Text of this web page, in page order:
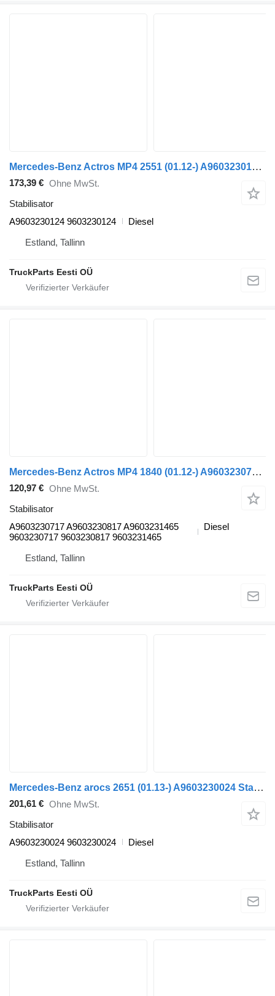
Mercedes-Benz Actros MP4 2551 (01.12-) A9603230124 Stabilisator für Mercedes-Benz Actros MP4 Antos Arocs (2012-) Sattelzugmaschine
173,39 € Ohne MwSt.
Stabilisator
A9603230124 9603230124
Diesel
Estland, Tallinn
TruckParts Eesti OÜ
Mercedes-Benz Actros MP4 1840 (01.12-) A9603230717 Stabilisator für Mercedes-Benz Actros MP4 Antos Arocs (2012-) Sattelzugmaschine
120,97 € Ohne MwSt.
Stabilisator
A9603230717 A9603230817 A9603231465
9603230717 9603230817 9603231465
Diesel
Estland, Tallinn
TruckParts Eesti OÜ
Mercedes-Benz arocs 2651 (01.13-) A9603230024 Stabilisator für Mercedes-Benz Actros MP4 Antos Arocs (2012-) Sattelzugmaschine
201,61 € Ohne MwSt.
Stabilisator
A9603230024 9603230024
Diesel
Estland, Tallinn
TruckParts Eesti OÜ